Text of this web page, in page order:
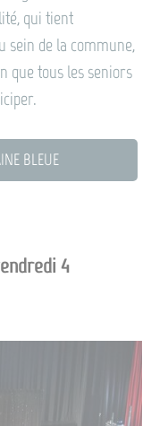
qui tient
sein de la commune,
que tous les seniors
BLEUE
4